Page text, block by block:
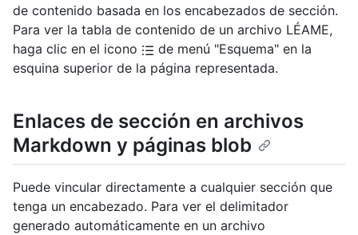
de contenido basada en los encabezados de sección.
Para ver la tabla de contenido de un archivo LÉAME,
haga clic en el icono
de menú "Esquema" en la
esquina superior de la página representada.
Enlaces de sección en archivos
Markdown y páginas blob
Puede vincular directamente a cualquier sección que
tenga un encabezado. Para ver el delimitador
generado automáticamente en un archivo